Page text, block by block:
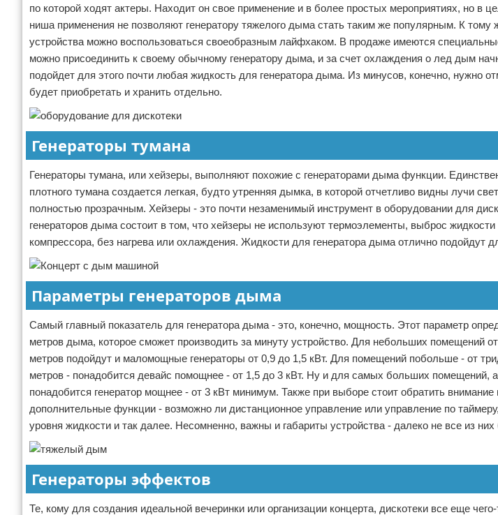
по которой ходят актеры. Находит он свое применение и в более простых мероприятиях, но в
ниша применения не позволяют генератору тяжелого дыма стать таким же популярным. К тому
устройства можно воспользоваться своеобразным лайфхаком. В продаже имеются
можно присоединить к своему обычному генератору дыма, и за счет охлаждения о лед дым
подойдет для этого почти любая жидкость для генератора дыма. Из минусов, конечно, нужно
будет приобретать и хранить отдельно.
Генераторы тумана
Генераторы тумана, или хейзеры, выполняют похожие с генераторами дыма функции.
плотного тумана создается легкая, будто утренняя дымка, в которой отчетливо видны лучи
полностью прозрачным. Хейзеры - это почти незаменимый инструмент в оборудовании для
генераторов дыма состоит в том, что хейзеры не используют термоэлементы, выброс
компрессора, без нагрева или охлаждения. Жидкости для генератора дыма отлично подойдут
Параметры генераторов дыма
Самый главный показатель для генератора дыма - это, конечно, мощность. Этот параметр
метров дыма, которое сможет производить за минуту устройство. Для небольших помещений
метров подойдут и маломощные генераторы от 0,9 до 1,5 кВт. Для помещений побольше - от
метров - понадобится девайс помощнее - от 1,5 до 3 кВт. Ну и для самых больших помещений,
понадобится генератор мощнее - от 3 кВт минимум. Также при выборе стоит обратить внимание
дополнительные функции - возможно ли дистанционное управление или управление по
уровня жидкости и так далее. Несомненно, важны и габариты устройства - далеко не все из
Генераторы эффектов
Те, кому для создания идеальной вечеринки или организации концерта, дискотеки все еще